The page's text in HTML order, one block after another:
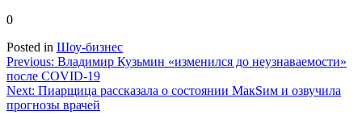
0
Posted in Шоу-бизнес
Навигация
по
записям
Previous: Владимир Кузьмин «изменился до неузнаваемости»
после COVID-19
Next: Пиарщица рассказала о состоянии МакSим и озвучила
прогнозы врачей